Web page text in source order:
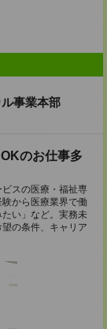
事業本部
のお仕事多
スの医療・福祉専
から医療業界で働
い」など。実務未
の条件、キャリア